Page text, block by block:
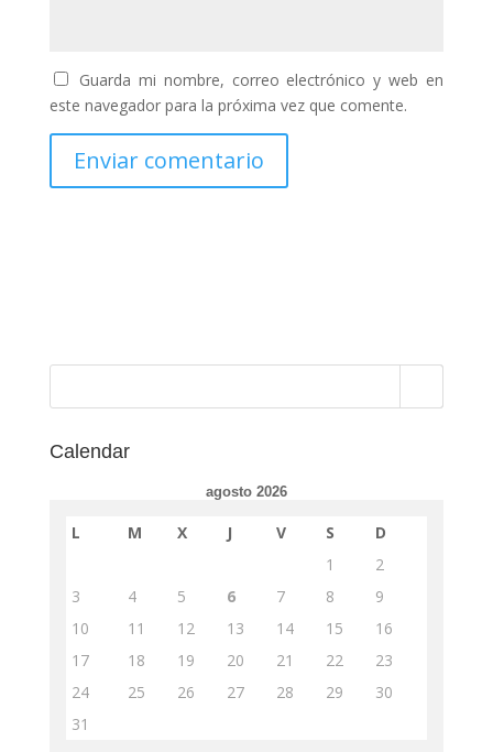
Guarda mi nombre, correo electrónico y web en
este navegador para la próxima vez que comente.
Calendar
agosto 2026
L M X J V S
D
1
2
3
4 5 6 7 8
9
10
11 12 13 14 15
16
17
18 19 20 21 22
23
24
25 26 27 28 29
30
31